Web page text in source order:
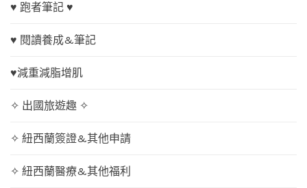
♥ 跑者筆記 ♥
♥ 閱讀養成&筆記
♥減重減脂增肌
✧ 出國旅遊趣 ✧
✧ 紐西蘭簽證&其他申請
✧ 紐西蘭醫療&其他福利